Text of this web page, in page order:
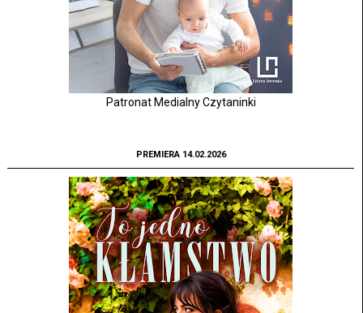
Patronat Medialny Czytaninki
PREMIERA 14.02.2026